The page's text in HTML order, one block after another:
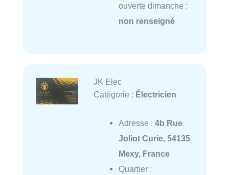
ouverte dimanche :
non renseigné
JK Elec
Catégorie : Électricien
Adresse : 4b Rue
Joliot Curie, 54135
Mexy, France
Quartier :